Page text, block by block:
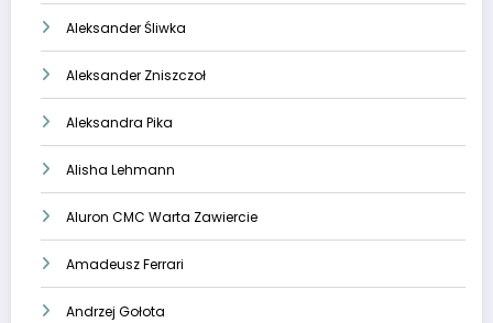
Aleksander Śliwka
Aleksander Zniszczoł
Aleksandra Pika
Alisha Lehmann
Aluron CMC Warta Zawiercie
Amadeusz Ferrari
Andrzej Gołota